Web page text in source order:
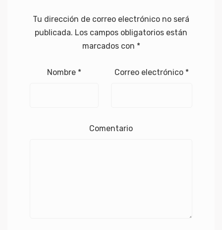
Tu dirección de correo electrónico no será
publicada. Los campos obligatorios están
marcados con *
Nombre * Correo electrónico *
Comentario